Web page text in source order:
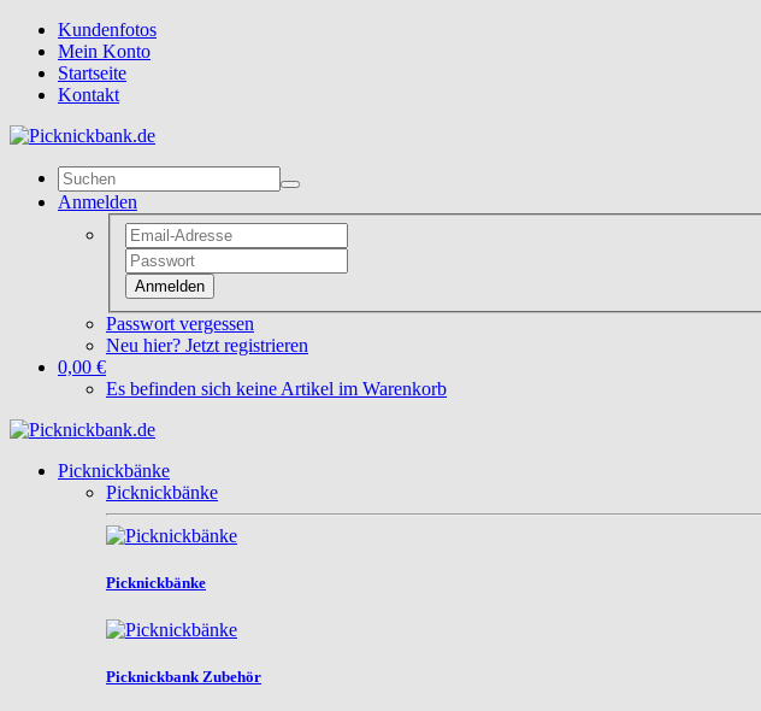
Kundenfotos
Mein Konto
Startseite
Kontakt
Anmelden
Anmelden
Passwort vergessen
Neu hier? Jetzt registrieren
0,00 €
Es befinden sich keine Artikel im Warenkorb
Picknickbänke
Picknickbänke
Picknickbänke
Picknickbank Zubehör